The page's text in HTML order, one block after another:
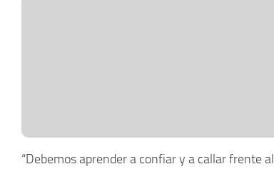
“Debemos aprender a confiar y a callar frente al